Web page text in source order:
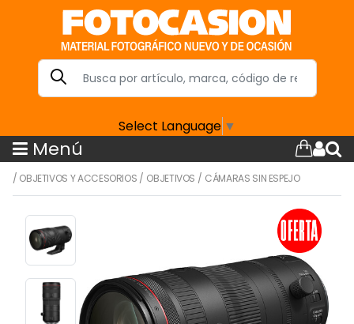
Select Language ▼
Menú
/ OBJETIVOS Y ACCESORIOS / OBJETIVOS / CÁMARAS SIN ESPEJO